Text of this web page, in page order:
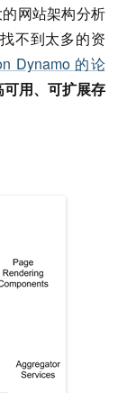
网站架构分析
不到太多的资
Dynamo 的论
可用、可扩展存